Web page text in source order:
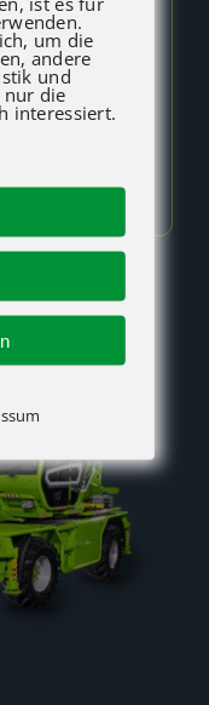
Last zu
über
um die
andere
und
die
interessiert.